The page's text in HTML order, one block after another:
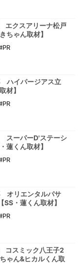
クスアリーナ松戸
ちゃん取材】
ハイパージアス立
材】
ーパーD'ステーシ
蓮くん取材】
オリエンタルパサ
・蓮くん取材】
スミック八王子2
ゃん&ヒカルくん取